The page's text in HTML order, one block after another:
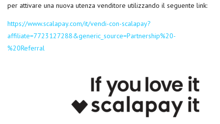
per attivare una nuova utenza venditore utilizzando il seguente link:
https://www.scalapay.com/it/vendi-con-scalapay?
affiliate=7723127288&generic_source=Partnership%20-
%20Referral